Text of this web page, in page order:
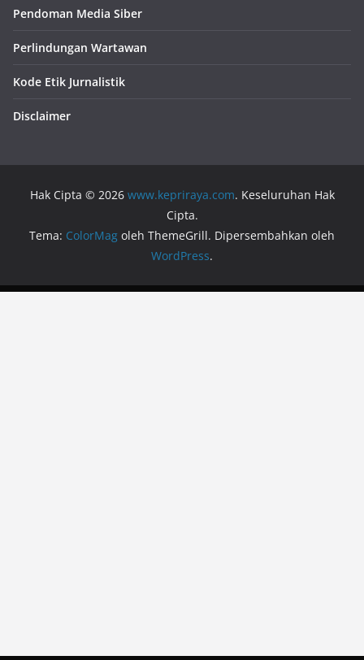
Pendoman Media Siber
Perlindungan Wartawan
Kode Etik Jurnalistik
Disclaimer
Hak Cipta © 2026 www.kepriraya.com. Keseluruhan Hak
Cipta.
Tema: ColorMag oleh ThemeGrill. Dipersembahkan oleh
WordPress.